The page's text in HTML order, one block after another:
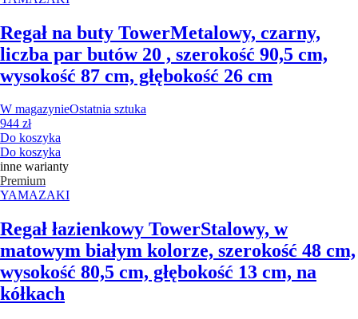
Regał na buty TowerMetalowy, czarny,
liczba par butów 20 , szerokość 90,5 cm,
wysokość 87 cm, głębokość 26 cm
W magazynieOstatnia sztuka
944 zł
Do koszyka
Do koszyka
inne warianty
Premium
YAMAZAKI
Regał łazienkowy TowerStalowy, w
matowym białym kolorze, szerokość 48 cm,
wysokość 80,5 cm, głębokość 13 cm, na
kółkach